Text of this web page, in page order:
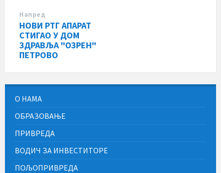
Напред
НОВИ РТГ АПАРАТ
СТИГАО У ДОМ
ЗДРАВЉА "ОЗРЕН"
ПЕТРОВО
О НАМА
ОБРАЗОВАЊЕ
ПРИВРЕДА
ВОДИЧ ЗА ИНВЕСТИТОРЕ
ПОЉОПРИВРЕДА